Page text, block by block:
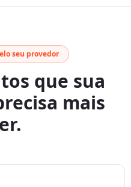
seu provedor
que sua
mais